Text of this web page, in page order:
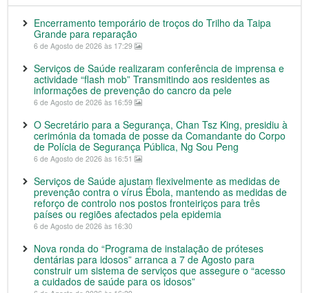
Encerramento temporário de troços do Trilho da Taipa
Grande para reparação
6 de Agosto de 2026 às 17:29
Serviços de Saúde realizaram conferência de imprensa e
actividade “flash mob” Transmitindo aos residentes as
informações de prevenção do cancro da pele
6 de Agosto de 2026 às 16:59
O Secretário para a Segurança, Chan Tsz King, presidiu à
cerimónia da tomada de posse da Comandante do Corpo
de Polícia de Segurança Pública, Ng Sou Peng
6 de Agosto de 2026 às 16:51
Serviços de Saúde ajustam flexivelmente as medidas de
prevenção contra o vírus Ébola, mantendo as medidas de
reforço de controlo nos postos fronteiriços para três
países ou regiões afectados pela epidemia
6 de Agosto de 2026 às 16:30
Nova ronda do “Programa de instalação de próteses
dentárias para idosos” arranca a 7 de Agosto para
construir um sistema de serviços que assegure o “acesso
a cuidados de saúde para os idosos”